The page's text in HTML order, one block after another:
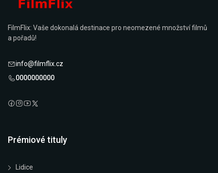
FilmFlix: Vaše dokonalá destinace pro neomezené množství filmů
a pořadů!
info@filmflix.cz
0000000000
Prémiové tituly
Lidice